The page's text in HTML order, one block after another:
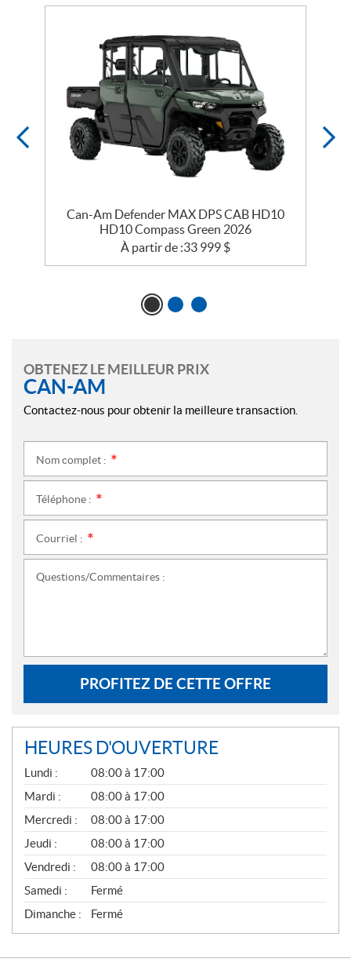
Can-Am Defender MAX DPS CAB HD10
HD10 Compass Green 2026
À partir de :33 999 $
OBTENEZ LE MEILLEUR PRIX
CAN-AM
Contactez-nous pour obtenir la meilleure transaction.
Nom complet :
Téléphone :
Courriel :
Questions/Commentaires :
PROFITEZ DE CETTE OFFRE
HEURES D'OUVERTURE
G
É
N
É
R
A
L
Lundi :
08:00 à 17:00
Mardi :
08:00 à 17:00
Mercredi :
08:00 à 17:00
Jeudi :
08:00 à 17:00
Vendredi :
08:00 à 17:00
Samedi :
Fermé
Dimanche :
Fermé